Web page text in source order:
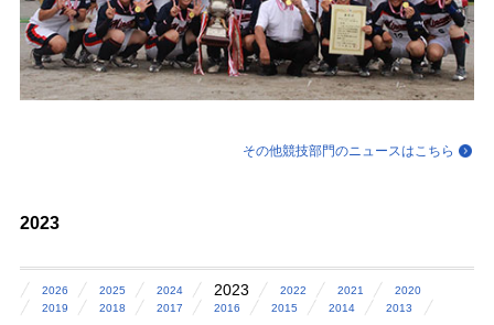
その他競技部門のニュースはこちら
2023
2026 2025 2024 2023 2022 2021
2020
2019
2018 2017 2016 2015 2014 2013